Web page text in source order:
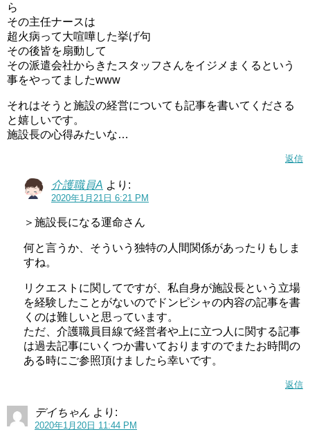
ら
その主任ナースは
超火病って大喧嘩した挙げ句
その後皆を扇動して
その派遣会社からきたスタッフさんをイジメまくるという
事をやってましたwww
それはそうと施設の経営についても記事を書いてくださる
と嬉しいです。
施設長の心得みたいな…
返信
介護職員A より:
2020年1月21日 6:21 PM
＞施設長になる運命さん
何と言うか、そういう独特の人間関係があったりもしま
すね。
リクエストに関してですが、私自身が施設長という立場
を経験したことがないのでドンピシャの内容の記事を書
くのは難しいと思っています。
ただ、介護職員目線で経営者や上に立つ人に関する記事
は過去記事にいくつか書いておりますのでまたお時間の
ある時にご参照頂けましたら幸いです。
返信
デイちゃん より:
2020年1月20日 11:44 PM